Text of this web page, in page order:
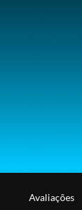
Avaliações